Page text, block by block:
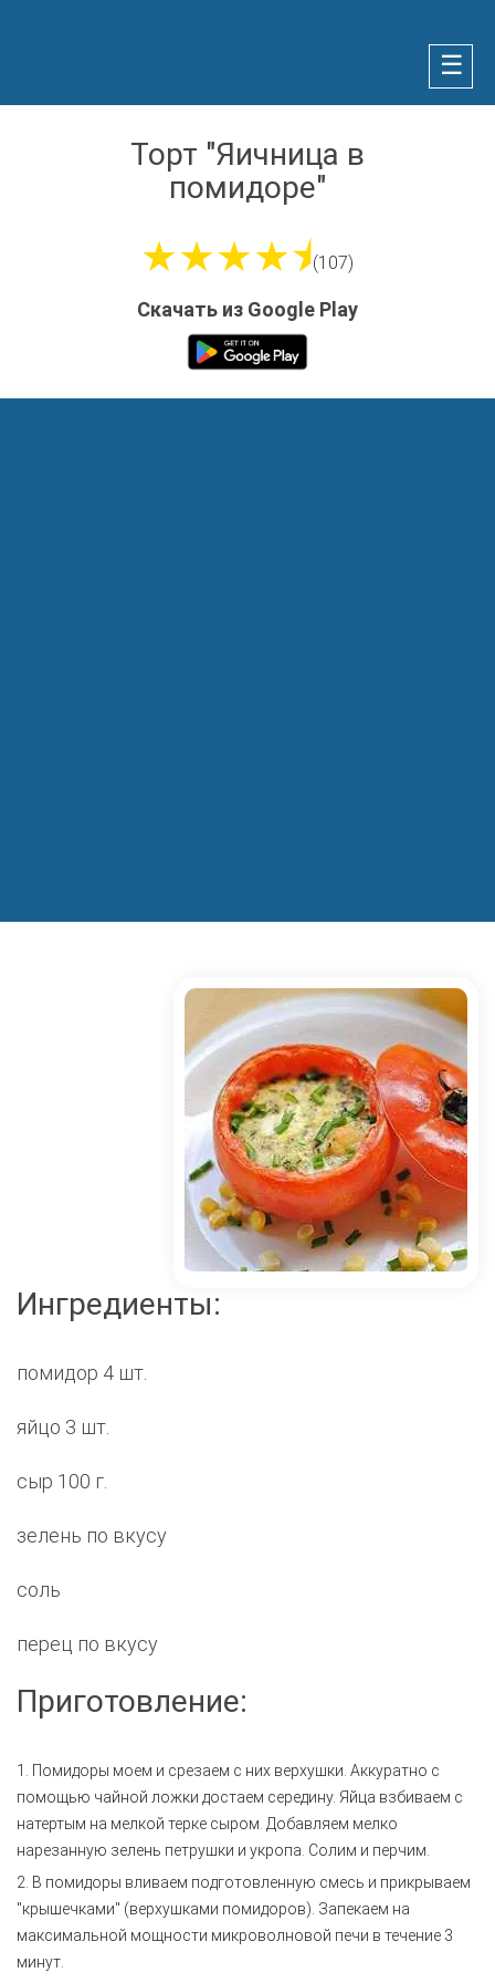
☰
Торт "Яичница в
помидоре"
★★★★⯨(107)
Скачать из Google Play
Ингредиенты:
помидор 4 шт.
яйцо 3 шт.
сыр 100 г.
зелень по вкусу
соль
перец по вкусу
Приготовление:
1. Помидоры моем и срезаем с них верхушки. Аккуратно с
помощью чайной ложки достаем середину. Яйца взбиваем с
натертым на мелкой терке сыром. Добавляем мелко
нарезанную зелень петрушки и укропа. Солим и перчим.
2. В помидоры вливаем подготовленную смесь и прикрываем
"крышечками" (верхушками помидоров). Запекаем на
максимальной мощности микроволновой печи в течение 3
минут.